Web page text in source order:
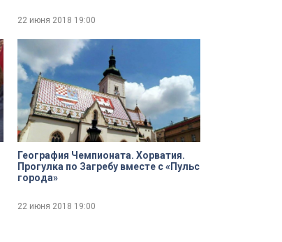
22 июня 2018 19:00
География Чемпионата. Хорватия.
Прогулка по Загребу вместе с «Пульс
города»
22 июня 2018 19:00